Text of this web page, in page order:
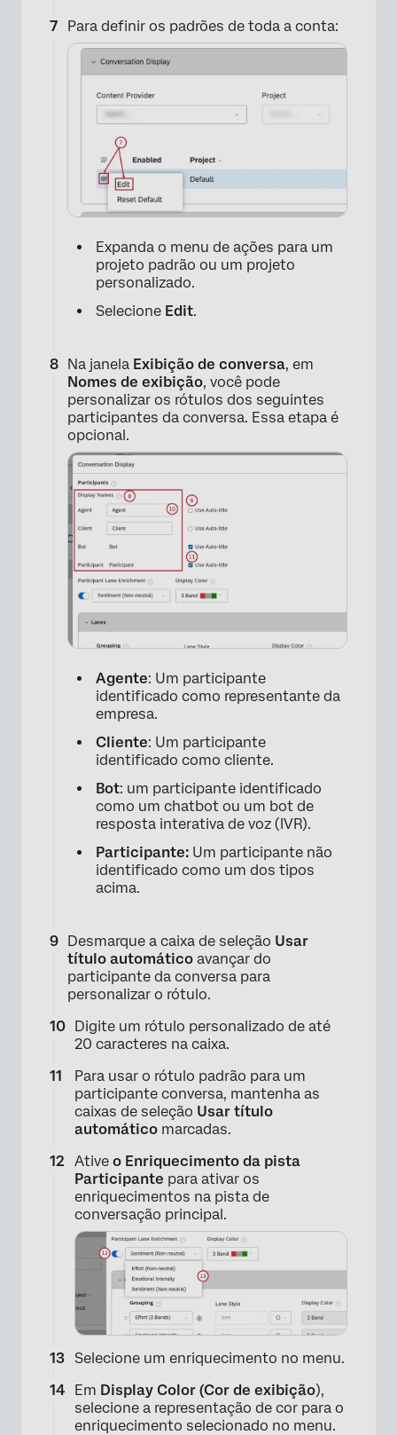
×
Para definir os padrões de toda a conta:
×
Expanda o menu de ações para um
projeto padrão ou um projeto
personalizado.
Selecione Edit.
Na janela Exibição de conversa, em
Nomes de exibição, você pode
personalizar os rótulos dos seguintes
participantes da conversa. Essa etapa é
opcional.
×
Agente: Um participante
identificado como representante da
empresa.
Cliente: Um participante
identificado como cliente.
Bot: um participante identificado
como um chatbot ou um bot de
resposta interativa de voz (IVR).
Participante: Um participante não
identificado como um dos tipos
acima.
Desmarque a caixa de seleção Usar
título automático avançar do
participante da conversa para
personalizar o rótulo.
Digite um rótulo personalizado de até
20 caracteres na caixa.
Para usar o rótulo padrão para um
participante conversa, mantenha as
caixas de seleção Usar título
automático marcadas.
Ative o Enriquecimento da pista
Participante para ativar os
enriquecimentos na pista de
conversação principal.
Selecione um enriquecimento no menu.
Em Display Color (Cor de exibição),
selecione a representação de cor para o
enriquecimento selecionado no menu.